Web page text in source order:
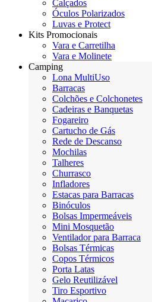
Calçados
Óculos Polarizados
Luvas e Protect
Kits Promocionais
Vara e Carretilha
Vara e Molinete
Camping
Lona MultiUso
Barracas
Colchões e Colchonetes
Cadeiras e Banquetas
Fogareiro
Cartucho de Gás
Rede de Descanso
Mochilas
Talheres
Churrasco
Infladores
Estacas para Barracas
Binóculos
Bolsas Impermeáveis
Mini Mosquetão
Ventilador para Barraca
Bolsas Térmicas
Copos Térmicos
Porta Latas
Gelo Reutilizável
Tiro Esportivo